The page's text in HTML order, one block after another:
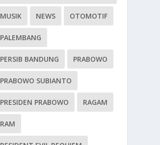
MUSIK NEWS OTOMOTIF
PALEMBANG
PERSIB BANDUNG PRABOWO
PRABOWO SUBIANTO
PRESIDEN PRABOWO RAGAM
RAM